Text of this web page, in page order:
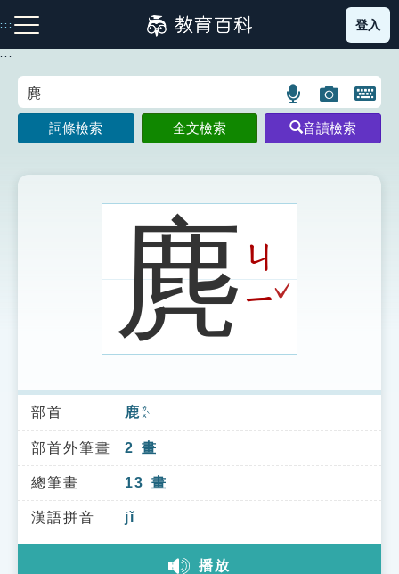
到
主
:::
注音索引圖示 筆畫索引圖示 部首索引表圖示
索引選單
知識索引
單字索引
生命大百科索引
登入
:::
語
言
搜
示
圖
片
搜
開
鍵
圖
詞條檢索 全文檢索 音讀檢索
麂 ㄐ
ㄧ ˇ
部首 鹿 ㄌㄨˋ
部首外筆畫 2 畫
總筆畫 13 畫
漢語拼音 jǐ
播放